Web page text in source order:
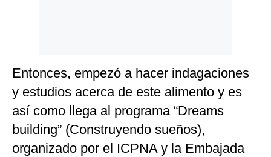
Entonces, empezó a hacer indagaciones
y estudios acerca de este alimento y es
así como llega al programa “Dreams
building” (Construyendo sueños),
organizado por el ICPNA y la Embajada